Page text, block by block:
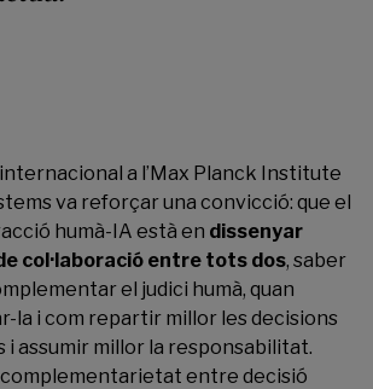
a l’Max Planck Institute
va reforçar una convicció: que el
humà-IA està en dissenyar
col·laboració entre tots dos, saber
el judici humà, quan
la i com repartir millor les decisions
assumir millor la responsabilitat.
complementarietat entre decisió